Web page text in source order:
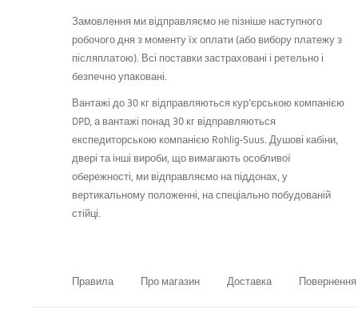
Замовлення ми відправляємо не пізніше наступного
робочого дня з моменту їх оплати (або вибору платежу з
післяплатою). Всі поставки застраховані і ретельно і
безпечно упаковані.
Вантажі до 30 кг відправляються кур’єрською компанією
DPD, а вантажі понад 30 кг відправляються
експедиторською компанією Rohlig-Suus. Душові кабіни,
двері та інші вироби, що вимагають особливої
обережності, ми відправляємо на піддонах, у
вертикальному положенні, на спеціально побудованій
стійці.
Правила Про магазин Доставка Повернення